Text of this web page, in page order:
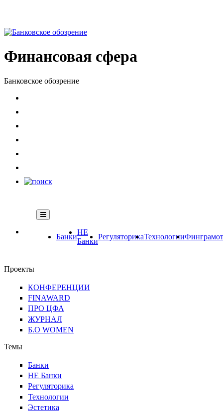
Финансовая сфера
Банковское обозрение
Банки
НЕ
Банки
РегуляторикаТехнологии
Проекты
КОНФЕРЕНЦИИ
FINAWARD
ПРО ЦФА
ЖУРНАЛ
Б.О WOMEN
Темы
Банки
НЕ Банки
Регуляторика
Технологии
Эстетика